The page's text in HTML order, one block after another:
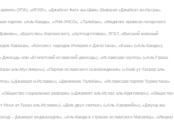
армия» (УПА), «ИГИЛ», «Джабхат Фатх аш-Шам» (бывшая «Джабхат ан-Нусра»,
партия, «Аль-Каида», «УНА-УНСО», «Талибан», «Меджлис крымско-татарского
«Братство» Корчинского, «Артподготовка», ЛГБТ, «Высший военный
Кавказа», «Конгресс народов Ичкерии и Дагестана», «База» («Аль-Каида»),
или «Египетский исламский джихад»), «Исламская группа» («Аль-Гамаа
аль-Муслимун»), «Партия исламского освобождения» («Хизб ут-Тахрир аль-
(«Джамаат-и-Ислами»), «Движение Талибан», «Исламская партия Туркестана»
«Общество социальных реформ» («Джамият аль-Ислах аль-Иджтимаи»), «Общество
Ихья ат-Тураз аль-Ислами»), «Дом двух святых» («Аль-Харамейн»), «Джунд аш-
– Джамаат моджахедов», «Аль-Каида в странах исламского Магриба», «Имарат